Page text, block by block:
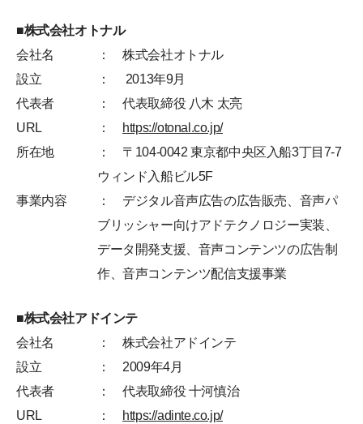
■株式会社オトナル
会社名
： 株式会社オトナル
設立
： 2013年9月
代表者
： 代表取締役 八木 太亮
URL
：
https://otonal.co.jp/
所在地
： 〒104-0042 東京都中央区入船3丁目7-7
ウィンド入船ビル5F
事業内容
： デジタル音声広告の広告販売、音声パ
ブリッシャー向けアドテクノロジー実装、
データ開発支援、音声コンテンツの広告制
作、音声コンテンツ配信支援事業
■株式会社アドインテ
会社名
： 株式会社アドインテ
設立
： 2009年4月
代表者
： 代表取締役 十河慎治
URL
：
https://adinte.co.jp/